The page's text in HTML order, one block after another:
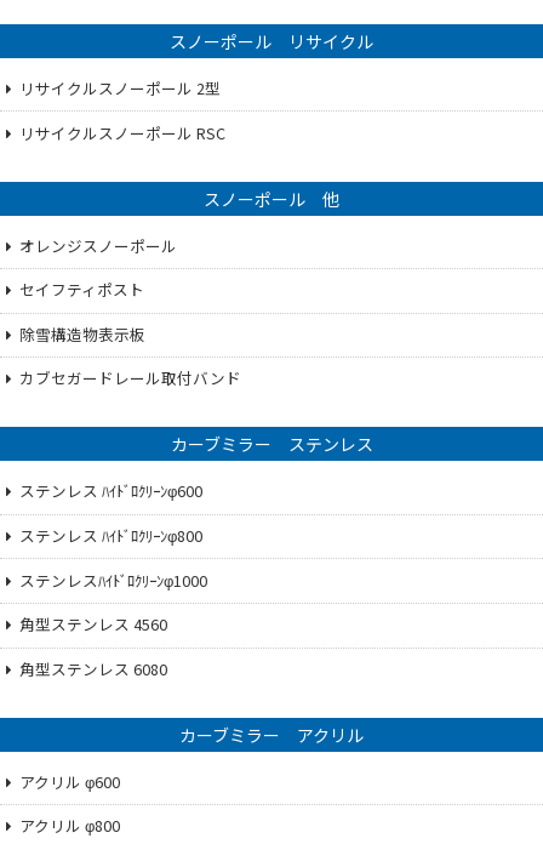
スノーポール リサイクル
リサイクルスノーポール 2型
リサイクルスノーポール RSC
スノーポール 他
オレンジスノーポール
セイフティポスト
除雪構造物表示板
カブセガードレール取付バンド
カーブミラー ステンレス
ステンレス ﾊｲﾄﾞﾛｸﾘｰﾝφ600
ステンレス ﾊｲﾄﾞﾛｸﾘｰﾝφ800
ステンレスﾊｲﾄﾞﾛｸﾘｰﾝφ1000
角型ステンレス 4560
角型ステンレス 6080
カーブミラー アクリル
アクリル φ600
アクリル φ800